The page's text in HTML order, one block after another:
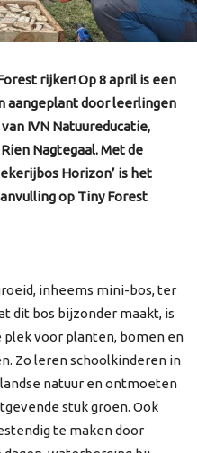
rijker! Op 8 april is een
aangeplant door leerlingen
IVN Natuureducatie,
Nagtegaal. Met de
Horizon’ is het
op Tiny Forest
inheems mini-bos, ter
dit bos bijzonder maakt, is
voor planten, bomen en
Zo leren schoolkinderen in
natuur en ontmoeten
stuk groen. Ook
te maken door